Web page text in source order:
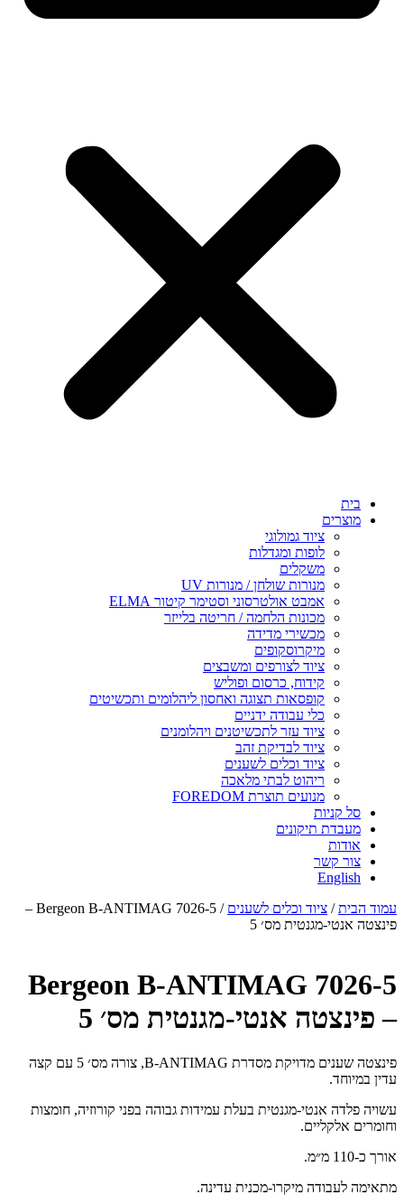
בית
מוצרים
ציוד גמולוגי
לופות ומגדלות
משקלים
מנורות שולחן / מנורות UV
אמבט אולטרסוני וסטימר קיטור ELMA
מכונות הלחמה / חריטה בלייזר
מכשירי מדידה
מיקרוסקופים
ציוד לצורפים ומשבצים
קידוח, כרסום ופוליש
קופסאות תצוגה ואחסון ליהלומים ותכשיטים
כלי עבודה ידניים
ציוד עזר לתכשיטנים ויהלומנים
ציוד לבדיקת זהב
ציוד וכלים לשענים
ריהוט לבתי מלאכה
מנועים תוצרת FOREDOM
סל קניות
מעבדת תיקונים
אודות
צור קשר
English
עמוד הבית/ ציוד וכלים לשענים
/ 7026-5 Bergeon B-ANTIMAG –
פינצטה אנטי-מגנטית מס׳ 5
7026-5 Bergeon B-ANTIMAG
– פינצטה אנטי-מגנטית מס׳ 5
פינצטה שענים מדויקת מסדרת B-ANTIMAG, צורה מס׳ 5 עם קצה
עדין במיוחד.
עשויה פלדה אנטי-מגנטית בעלת עמידות גבוהה בפני קורוזיה, חומצות
וחומרים אלקליים.
אורך כ-110 מ״מ.
מתאימה לעבודה מיקרו-מכנית עדינה.